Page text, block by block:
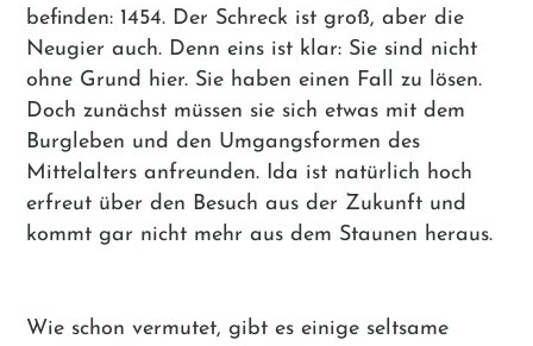
befinden: 1454. Der Schreck ist groß, aber die
Neugier auch. Denn eins ist klar: Sie sind nicht
ohne Grund hier. Sie haben einen Fall zu lösen.
Doch zunächst müssen sie sich etwas mit dem
Burgleben und den Umgangsformen des
Mittelalters anfreunden. Ida ist natürlich hoch
erfreut über den Besuch aus der Zukunft und
kommt gar nicht mehr aus dem Staunen heraus.
Wie schon vermutet, gibt es einige seltsame